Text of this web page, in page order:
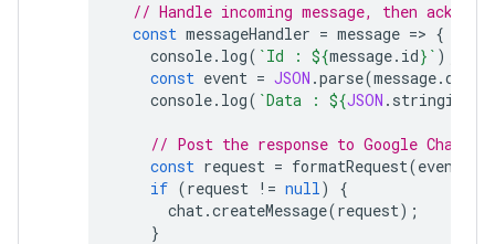
// Handle incoming message, then ack/
const messageHandler = message => {
console. log( `Id : ${message. id} ` );
const event = JSON .parse(message.data
console. log( `Data : ${JSON . stringify
// Post the response to Google Chat.
const request = formatRequest(event
if (request != null)
{
chat.createMessage(request);
}